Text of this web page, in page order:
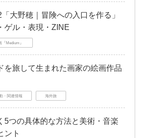
「大野穂｜冒険への入口を作る」
ゲル・表現・ZINE
Medium』
を旅して生まれた画家の絵画作品
・関連情報 海外旅
5つの具体的な方法と美術・音楽
ント